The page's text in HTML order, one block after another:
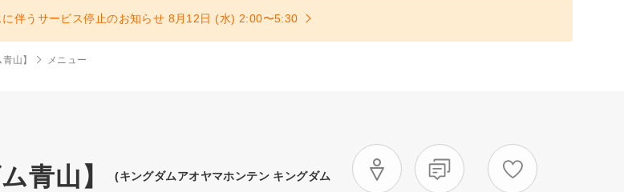
伴うサービス停止のお知らせ 8月12日 (水) 2:00〜5:30
山】 メニュー
青山】 (キングダムアオヤマホンテン キングダム